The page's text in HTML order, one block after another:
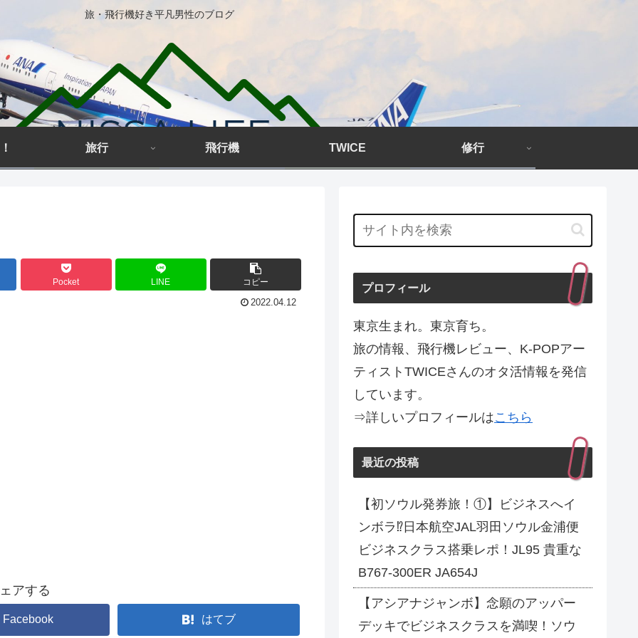
旅・飛行機好き平凡男性のブログ
旅行 飛行機 TWICE 修行
Pocket LINE コピー
2022.04.12
アする
Facebook はてブ
プロフィール
東京生まれ。東京育ち。
旅の情報、飛行機レビュー、K-POPアー
ティストTWICEさんのオタ活情報を発信
しています。
⇒詳しいプロフィールはこちら
最近の投稿
【初ソウル発券旅！①】ビジネスへイ
ンボラ⁉日本航空JAL羽田ソウル金浦便
ビジネスクラス搭乗レポ！JL95 貴重な
B767-300ER JA654J
【アシアナジャンボ】念願のアッパー
デッキでビジネスクラスを満喫！ソウ